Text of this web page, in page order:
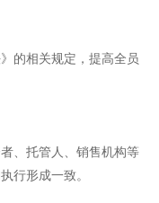
的相关规定，提高全员
、托管人、销售机构等
行形成一致。